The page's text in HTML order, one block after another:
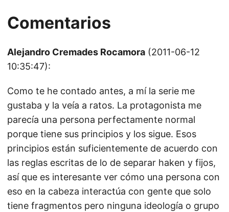
Comentarios
Alejandro Cremades Rocamora (2011-06-12
10:35:47):
Como te he contado antes, a mí la serie me
gustaba y la veía a ratos. La protagonista me
parecía una persona perfectamente normal
porque tiene sus principios y los sigue. Esos
principios están suficientemente de acuerdo con
las reglas escritas de lo de separar haken y fijos,
así que es interesante ver cómo una persona con
eso en la cabeza interactúa con gente que solo
tiene fragmentos pero ninguna ideología o grupo